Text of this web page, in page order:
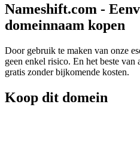
Nameshift.com -
domeinnaam kopen
Door gebruik te maken van onze
geen enkel risico. En het beste van
gratis zonder bijkomende kosten.
Koop dit domein